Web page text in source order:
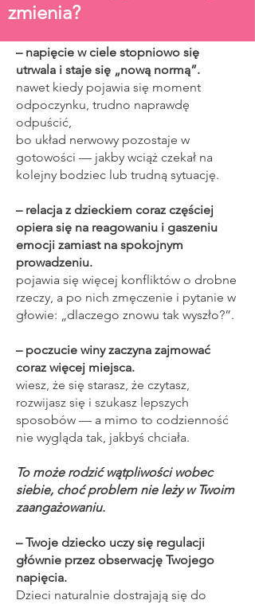
zmienia?
– napięcie w ciele stopniowo się
utrwala i staje się „nową normą”.
nawet kiedy pojawia się moment
odpoczynku, trudno naprawdę
odpuścić,
bo układ nerwowy pozostaje w
gotowości — jakby wciąż czekał na
kolejny bodziec lub trudną sytuację.
– relacja z dzieckiem coraz częściej
opiera się na reagowaniu i gaszeniu
emocji zamiast na spokojnym
prowadzeniu.
pojawia się więcej konfliktów o drobne
rzeczy, a po nich zmęczenie i pytanie w
głowie: „dlaczego znowu tak wyszło?”.
– poczucie winy zaczyna zajmować
coraz więcej miejsca.
wiesz, że się starasz, że czytasz,
rozwijasz się i szukasz lepszych
sposobów — a mimo to codzienność
nie wygląda tak, jakbyś chciała.
To może rodzić wątpliwości wobec
siebie, choć problem nie leży w Twoim
zaangażowaniu.
– Twoje dziecko uczy się regulacji
głównie przez obserwację Twojego
napięcia.
Dzieci naturalnie dostrajają się do